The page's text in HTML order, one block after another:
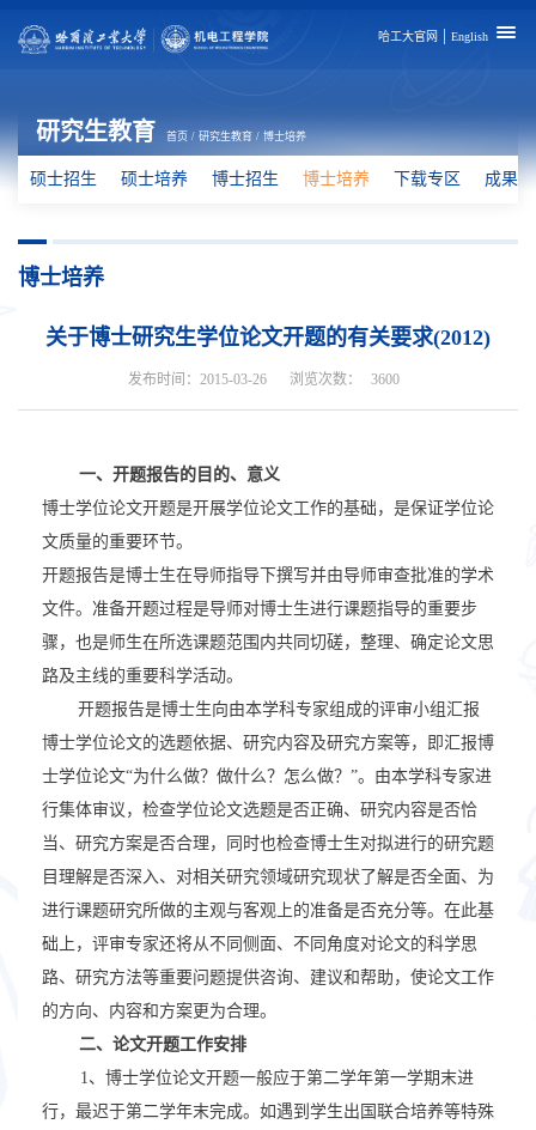
哈工大官网 English
研究生教育 首页 / 研究生教育 / 博士培养
硕士招生 硕士培养 博士招生 博士培养 下载专区 成果
博士培养
关于博士研究生学位论文开题的有关要求(2012)
发布时间：2015-03-26 浏览次数： 3600
一、开题报告的目的、意义
博士学位论文开题是开展学位论文工作的基础，是保证学位论
文质量的重要环节。
开题报告是博士生在导师指导下撰写并由导师审查批准的学术
文件。准备开题过程是导师对博士生进行课题指导的重要步
骤，也是师生在所选课题范围内共同切磋，整理、确定论文思
路及主线的重要科学活动。
开题报告是博士生向由本学科专家组成的评审小组汇报
博士学位论文的选题依据、研究内容及研究方案等，即汇报博
士学位论文“为什么做？做什么？怎么做？ ”。由本学科专家进
行集体审议，检查学位论文选题是否正确、研究内容是否恰
当、研究方案是否合理，同时也检查博士生对拟进行的研究题
目理解是否深入、对相关研究领域研究现状了解是否全面、为
进行课题研究所做的主观与客观上的准备是否充分等。在此基
础上，评审专家还将从不同侧面、不同角度对论文的科学思
路、研究方法等重要问题提供咨询、建议和帮助，使论文工作
的方向、内容和方案更为合理。
二、论文开题工作安排
1、博士学位论文开题一般应于第二学年第一学期末进
行，最迟于第二学年末完成。如遇到学生出国联合培养等特殊